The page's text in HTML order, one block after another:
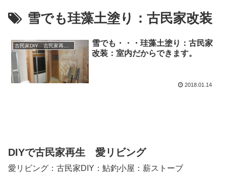
雪でも珪藻土塗り：古民家改装
雪でも・・・珪藻土塗り：古民家
改装：室内だからできます。
2018.01.14
DIYで古民家再生 愛リビング
愛リビング：古民家DIY：鮎釣小屋：薪ストーブ